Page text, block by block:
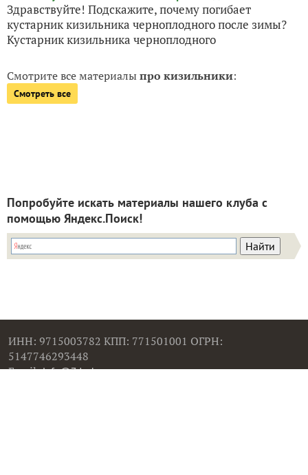
Здравствуйте! Подскажите, почему погибает
кустарник кизильника черноплодного после зимы?
Кустарник кизильника черноплодного
Смотрите все материалыпро кизильники:
Смотреть все
Попробуйте искать материалы нашего клуба с
помощью Яндекс.Поиск!
ИНН: 9715003782 КПП: 771501001 ОГРН:
5147746293448
Email:info@7dach.ru